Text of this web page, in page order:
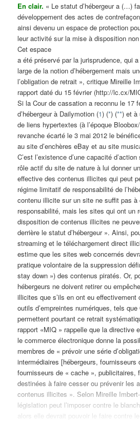
En clair. « Le statut d’hébergeur a (…)
développement des actes de
ainsi devenu un espace de protection
leur activité sur la mise à disposition
Cet espace
a été préservé par la jurisprudence, qui
large de la notion d’hébergement mais
l’obligation de retrait », critique Mireille
rapport daté du 15 février (http://lc.cx/
Si la Cour de cassation a reconnu le 17
d’hébergeur à Dailymotion (1) (*) (**) et à
de liens hypertextes (à l’époque
revanche écarté le 3 mai 2012 le
au site d’enchères eBay et au site
C’est l’existence d’une capacité
rôle actif du site de nature à lui donner
effective des contenus illicites qui peut
régime limitatif de responsabilité de
contenu illicite sur un site ne suffit pas à
responsabilité, mais les sites qui ont un
disposition de contenus illicites ne
derrière le statut d’hébergeur ». Ainsi,
streaming et le téléchargement direct
estime que les sites web concernés
pratique volontaire de la suppression
stay down ») des contenus piratés. Or,
hébergeurs ne doivent retirer ou
illicites que s’ils en ont eu effectivement
outils d’empreintes numériques, tels
permettent pourtant ce retrait
rapport «MIQ » rappelle que la directive
le commerce électronique donne la
membres de « prévoir une série
intermédiaires [hébergeurs, fournisseurs
fournisseurs de « cache »,
destinées à faire cesser ou prévenir les
contenus illicites ». Selon Mireille
législation peut l’imposer contre le
alors elle devrait pouvoir le faire contre